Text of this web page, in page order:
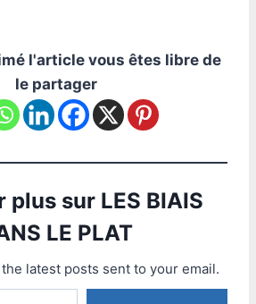
l'article vous êtes libre de
le partager
plus sur LES BIAIS
LE PLAT
latest posts sent to your email.